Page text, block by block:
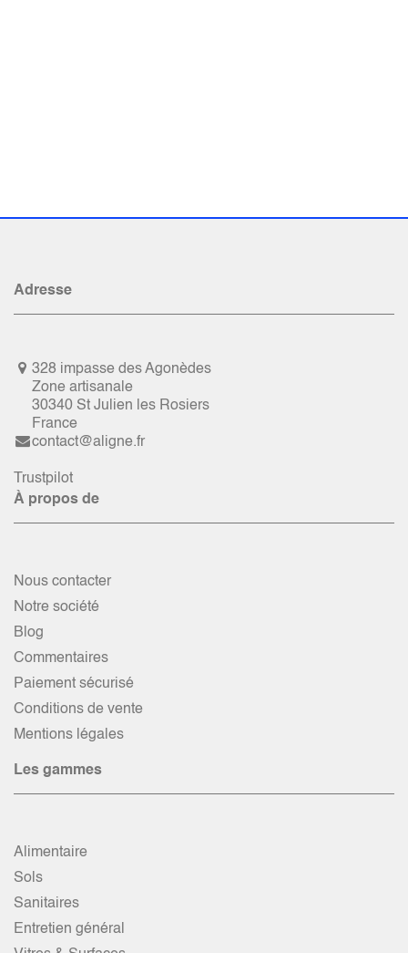
Adresse
328 impasse des Agonèdes
Zone artisanale
30340 St Julien les Rosiers
France
contact@aligne.fr
Trustpilot
À propos de
Nous contacter
Notre société
Blog
Commentaires
Paiement sécurisé
Conditions de vente
Mentions légales
Les gammes
Alimentaire
Sols
Sanitaires
Entretien général